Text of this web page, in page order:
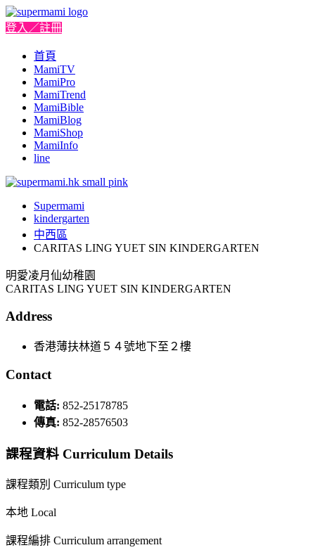
登入／註冊
首頁
MamiTV
MamiPro
MamiTrend
MamiBible
MamiBlog
MamiShop
MamiInfo
line
Supermami
kindergarten
中西區
CARITAS LING YUET SIN KINDERGARTEN
明愛凌月仙幼稚園
CARITAS LING YUET SIN KINDERGARTEN
Address
香港薄扶林道５４號地下至２樓
Contact
電話: 852-25178785
傳真: 852-28576503
課程資料 Curriculum Details
課程類別 Curriculum type
本地 Local
課程編排 Curriculum arrangement